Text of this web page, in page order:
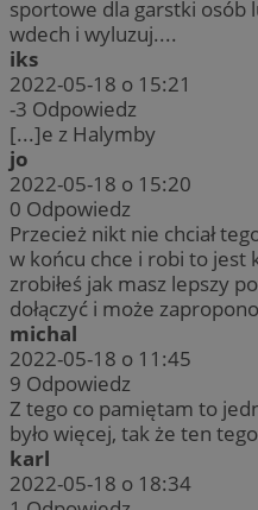
sportowe dla garstki osób
wdech i wyluzuj....
iks
2022-05-18 o 15:21
-3 Odpowiedz
[...]e z Halymby
jo
2022-05-18 o 15:20
0 Odpowiedz
Przecież nikt nie chciał
w końcu chce i robi to jest
zrobiłeś jak masz lepszy
dołączyć i może
michal
2022-05-18 o 11:45
9 Odpowiedz
Z tego co pamiętam to
było więcej, tak że ten
karl
2022-05-18 o 18:34